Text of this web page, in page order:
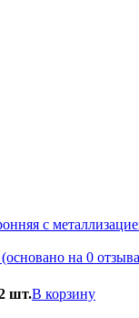
с
(основано на 0
шт.В корзину